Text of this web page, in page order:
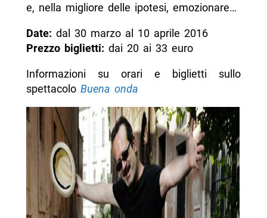
e, nella migliore delle ipotesi, emozionare…
Date: dal 30 marzo al 10 aprile 2016
Prezzo biglietti: dai 20 ai 33 euro
Informazioni su orari e biglietti sullo
spettacolo Buena onda